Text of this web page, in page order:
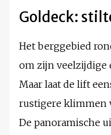
Goldeck:
Het berggebied
om zijn veelzijdige
Maar laat de lift
rustigere klimmen
De panoramische